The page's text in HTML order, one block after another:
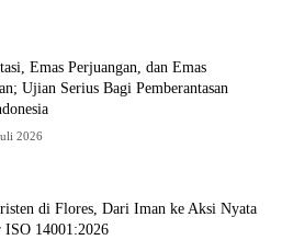
Emas Perjuangan, dan Emas
Ujian Serius Bagi Pemberantasan
2026
di Flores, Dari Iman ke Aksi Nyata
ISO 14001:2026